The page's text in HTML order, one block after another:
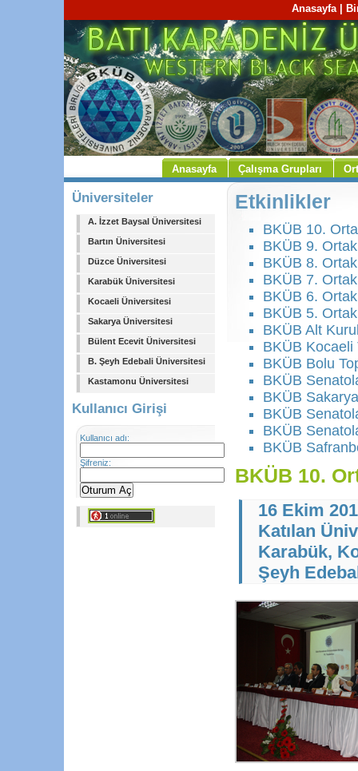
Anasayfa|
Anasayfa Çalışma Grupları
Üniversiteler
A. İzzet Baysal Üniversitesi
Bartın Üniversitesi
Düzce Üniversitesi
Karabük Üniversitesi
Kocaeli Üniversitesi
Sakarya Üniversitesi
Bülent Ecevit Üniversitesi
B. Şeyh Edebali Üniversitesi
Kastamonu Üniversitesi
Kullanıcı Girişi
Kullanıcı adı:
Şifreniz:
Etkinlikler
BKÜB 10.
BKÜB 9.
BKÜB 8.
BKÜB 7.
BKÜB 6.
BKÜB 5.
BKÜB Alt
BKÜB Kocaeli
BKÜB Bolu
BKÜB
BKÜB
BKÜB
BKÜB
BKÜB
BKÜB 10.
16 Ekim
Katılan
Karabük,
Şeyh